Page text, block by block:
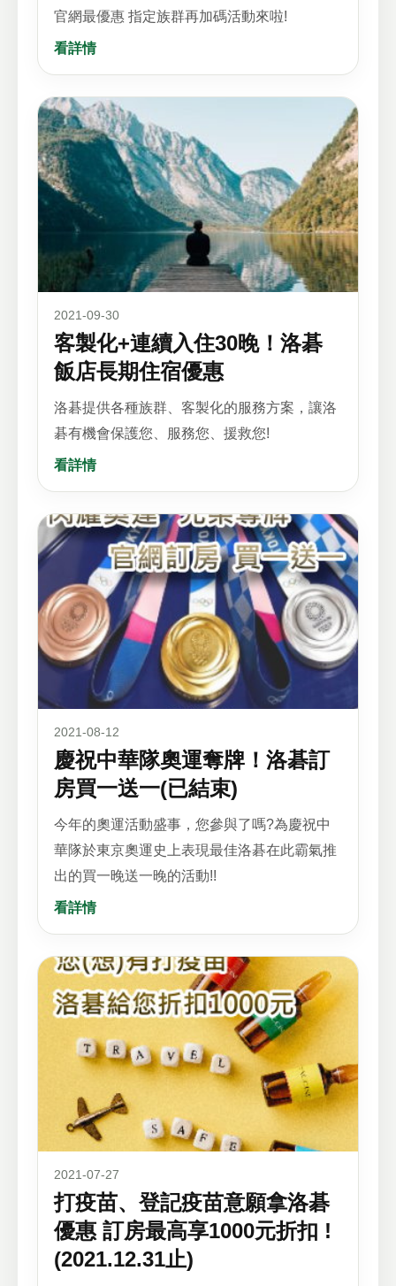
官網最優惠 指定族群再加碼活動來啦!
看詳情
2021-09-30
客製化+連續入住30晚！洛碁
飯店長期住宿優惠
洛碁提供各種族群、客製化的服務方案，讓洛
碁有機會保護您、服務您、援救您!
看詳情
2021-08-12
慶祝中華隊奧運奪牌！洛碁訂
房買一送一(已結束)
今年的奧運活動盛事，您參與了嗎?為慶祝中
華隊於東京奧運史上表現最佳洛碁在此霸氣推
出的買一晚送一晚的活動!!
看詳情
2021-07-27
打疫苗、登記疫苗意願拿洛碁
優惠 訂房最高享1000元折扣 !
(2021.12.31止)